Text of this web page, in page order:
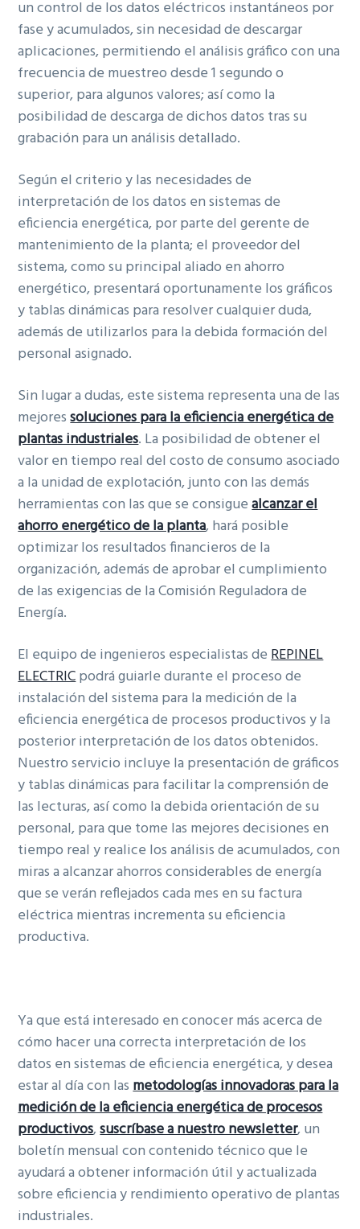
un control de los datos eléctricos instantáneos por
fase y acumulados, sin necesidad de descargar
aplicaciones, permitiendo el análisis gráfico con una
frecuencia de muestreo desde 1 segundo o
superior, para algunos valores; así como la
posibilidad de descarga de dichos datos tras su
grabación para un análisis detallado.
Según el criterio y las necesidades de
interpretación de los datos en sistemas de
eficiencia energética, por parte del gerente de
mantenimiento de la planta; el proveedor del
sistema, como su principal aliado en ahorro
energético, presentará oportunamente los gráficos
y tablas dinámicas para resolver cualquier duda,
además de utilizarlos para la debida formación del
personal asignado.
Sin lugar a dudas, este sistema representa una de las
mejoressoluciones para la eficiencia energética de
plantas industriales. La posibilidad de obtener el
valor en tiempo real del costo de consumo asociado
a la unidad de explotación, junto con las demás
herramientas con las que se consiguealcanzar el
ahorro energético de la planta, hará posible
optimizar los resultados financieros de la
organización, además de aprobar el cumplimiento
de las exigencias de la Comisión Reguladora de
Energía.
El equipo de ingenieros especialistas deREPINEL
ELECTRICpodrá guiarle durante el proceso de
instalación del sistema para la medición de la
eficiencia energética de procesos productivos y la
posterior interpretación de los datos obtenidos.
Nuestro servicio incluye la presentación de gráficos
y tablas dinámicas para facilitar la comprensión de
las lecturas, así como la debida orientación de su
personal, para que tome las mejores decisiones en
tiempo real y realice los análisis de acumulados, con
miras a alcanzar ahorros considerables de energía
que se verán reflejados cada mes en su factura
eléctrica mientras incrementa su eficiencia
productiva.
Ya que está interesado en conocer más acerca de
cómo hacer una correcta interpretación de los
datos en sistemas de eficiencia energética, y desea
estar al día con lasmetodologías innovadoras para la
medición de la eficiencia energética de procesos
productivos,suscríbase a nuestro newsletter, un
boletín mensual con contenido técnico que le
ayudará a obtener información útil y actualizada
sobre eficiencia y rendimiento operativo de plantas
industriales.